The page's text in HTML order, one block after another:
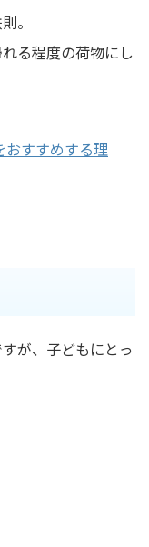
。
る程度の荷物にし
おすすめする理
が、子どもにとっ